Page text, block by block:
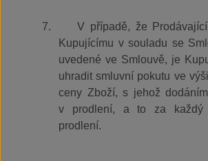
7.
V případě, že
Kupujícímu v souladu se
uvedené ve Smlouvě, je
uhradit smluvní pokutu ve
ceny Zboží, s jehož
v prodlení, a to za každý
prodlení.